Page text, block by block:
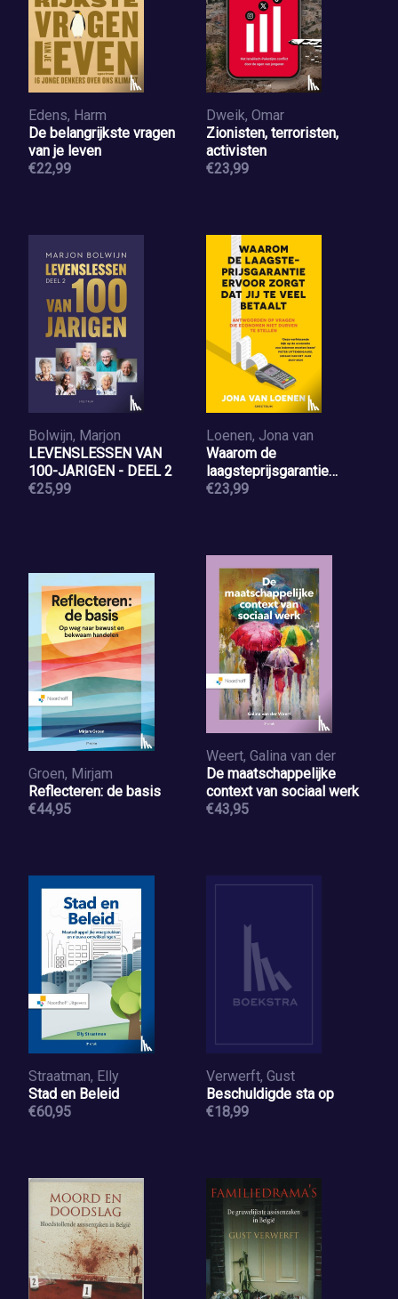
Edens, Harm
De belangrijkste vragen
van je leven
€22,99
Dweik, Omar
Zionisten, terroristen,
activisten
€23,99
Bolwijn, Marjon
LEVENSLESSEN VAN
100-JARIGEN - DEEL 2
€25,99
Loenen, Jona van
Waarom de
laagsteprijsgarantie
ervoor zorgt dat jij te veel
€23,99
Groen, Mirjam
Reflecteren: de basis
€44,95
Weert, Galina van der
De maatschappelijke
context van sociaal werk
€43,95
Straatman, Elly
Stad en Beleid
€60,95
Verwerft, Gust
Beschuldigde sta op
€18,99